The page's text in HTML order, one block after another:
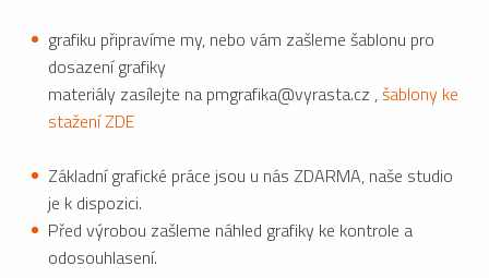
grafiku připravíme my, nebo vám zašleme šablonu pro
dosazení grafiky
materiály zasílejte na pmgrafika@vyrasta.cz ,šablony ke
stažení ZDE
Základní grafické práce jsou u nás ZDARMA, naše studio
je k dispozici.
Před výrobou zašleme náhled grafiky ke kontrole a
odosouhlasení.